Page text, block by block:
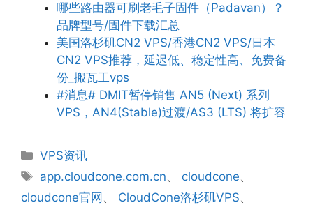
哪些路由器可刷老毛子固件（Padavan）？
品牌型号/固件下载汇总
美国洛杉矶CN2 VPS/香港CN2 VPS/日本
CN2 VPS推荐，延迟低、稳定性高、免费备
份_搬瓦工vps
#消息# DMIT暂停销售 AN5 (Next) 系列
VPS，AN4(Stable)过渡/AS3 (LTS) 将扩容
分
VPS资讯
标
签
app.cloudcone.com.cn、 cloudcone、
cloudcone官网、 CloudCone洛杉矶VPS、